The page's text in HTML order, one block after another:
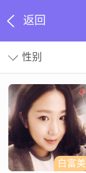
返回
性别
白富美